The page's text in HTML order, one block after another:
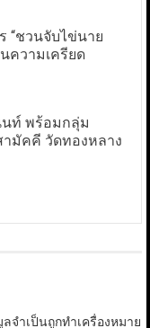
“ชวนจับไข่นาย
ความเครียด
นท์ พร้อมกลุ่ม
มัคคี วัดทองหลาง
จำเป็นถูกทำเครื่องหมาย